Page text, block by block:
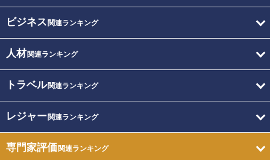
ビジネス 関連ランキング
人材関連ランキング
トラベル関連ランキング
レジャー関連ランキング
専門家評価関連ランキング